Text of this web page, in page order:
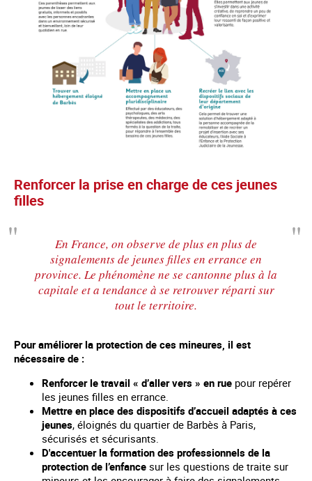
Renforcer la prise en charge de ces jeunes
filles
En France, on observe de plus en plus de
signalements de jeunes filles en errance en
province. Le phénomène ne se cantonne plus à la
capitale et a tendance à se retrouver réparti sur
tout le territoire.
Pour améliorer la protection de ces mineures, il est
nécessaire de :
Renforcer le travail « d’aller vers » en rue pour repérer
les jeunes filles en errance.
Mettre en place des dispositifs d’accueil adaptés à ces
jeunes, éloignés du quartier de Barbès à Paris,
sécurisés et sécurisants.
D'accentuer la formation des professionnels de la
protection de l’enfance sur les questions de traite sur